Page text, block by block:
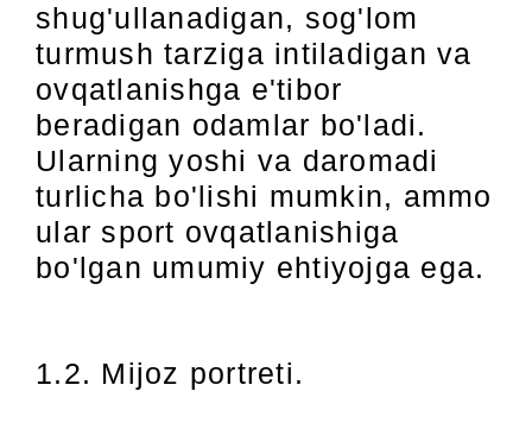
shug'ullanadigan, sog'lom
turmush tarziga intiladigan va
ovqatlanishga e'tibor
beradigan odamlar bo'ladi.
Ularning yoshi va daromadi
turlicha bo'lishi mumkin, ammo
ular sport ovqatlanishiga
bo'lgan umumiy ehtiyojga ega.
1.2. Mijoz portreti.